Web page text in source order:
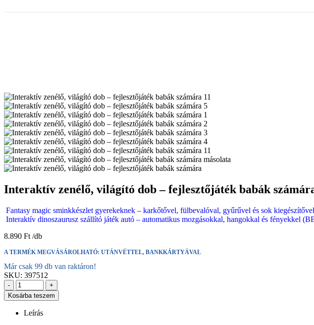
Interaktív zenélő, világító dob – fejlesztőjáték babák
Fantasy magic sminkkészlet gyerekeknek – karkőtővel, fülbevalóval, gyűrűvel és sok
Interaktív dinoszaurusz szállító játék autó – automatikus mozgásokkal, hangokkal és fényekkel
8.890 Ft
A TERMÉK MEGVÁSÁROLHATÓ: UTÁNVÉTTEL, BANKKÁRTYÁVAL
Már csak 99 db van raktáron!
SKU: 397512
-
+
Kosárba teszem
Leírás